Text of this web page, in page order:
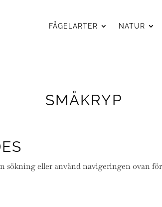
FÅGELARTER NATUR
SMÅKRYP
sökning eller använd navigeringen ovan